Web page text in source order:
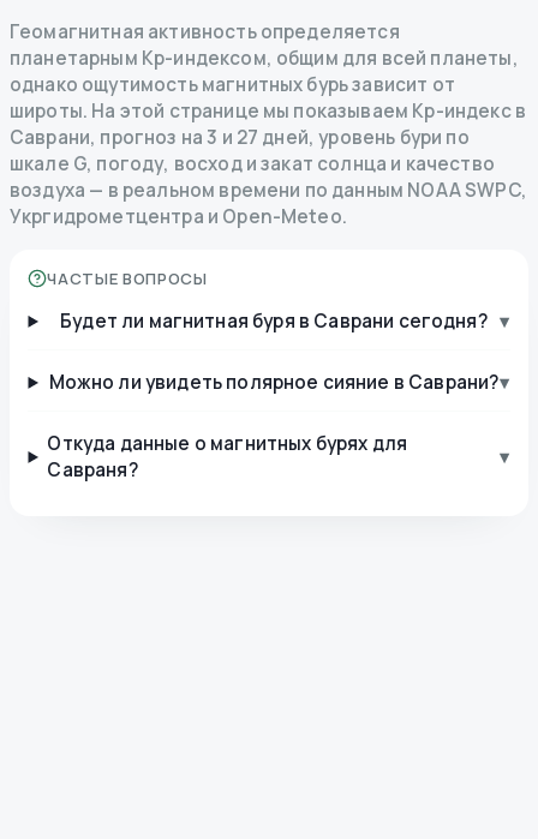
Геомагнитная активность определяется
планетарным Kp-индексом, общим для всей планеты,
однако ощутимость магнитных бурь зависит от
широты. На этой странице мы показываем Kp-индекс в
Саврани, прогноз на 3 и 27 дней, уровень бури по
шкале G, погоду, восход и закат солнца и качество
воздуха — в реальном времени по данным NOAA SWPC,
Укргидрометцентра и Open-Meteo.
ЧАСТЫЕ ВОПРОСЫ
Будет ли магнитная буря в Саврани сегодня? ▾
Можно ли увидеть полярное сияние в Саврани?▾
Откуда данные о магнитных бурях для
Савраня?
▾